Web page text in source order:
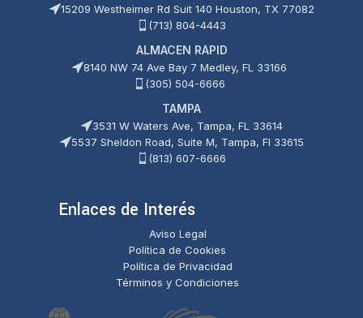
15209 Westheimer Rd Suit 140 Houston, TX 77082
(713) 804-4443
ALMACEN RAPID
8140 NW 74 Ave Bay 7 Medley, FL 33166
(305) 504-6666
TAMPA
3531 W Waters Ave, Tampa, FL 33614
5537 Sheldon Road, Suite M, Tampa, Fl 33615
(813) 607-6666
Enlaces de Interés
Aviso Legal
Política de Cookies
Política de Privacidad
Términos y Condiciones